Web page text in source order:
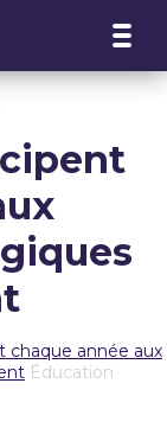
chaque année aux
Éducation